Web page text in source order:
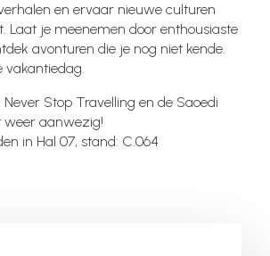
en ervaar nieuwe culturen
Laat je meenemen door enthousiaste
avonturen die je nog niet kende.
vakantiedag.
Stop Travelling en de Saoedi
weer aanwezig!
in Hal 07, stand: C.064